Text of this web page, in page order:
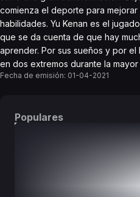
comienza el deporte para
habilidades. Yu Kenan es el
que se da cuenta de que hay
aprender. Por sus sueños y por
en dos extremos durante la
Fecha de emisión: 01-04-2021
Populares